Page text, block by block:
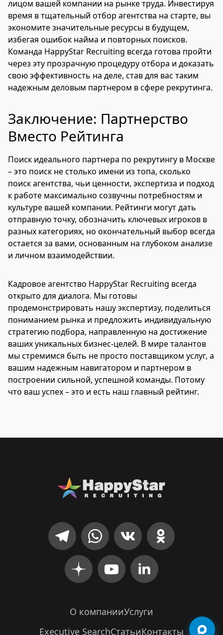
лицом вашей компании на рынке труда. Инвестируя
время в тщательный отбор агентства на старте, вы
экономите значительные ресурсы в будущем,
избегая ошибок найма и повторных поисков.
Команда HappyStar Recruiting всегда готова пройти
через эту прозрачную процедуру отбора и доказать
свою эффективность на деле, став для вас таким
надежным деловым партнером в сфере рекрутинга.
Заключение: Партнерство
Вместо Рейтинга
Поиск идеального партнера по рекрутингу в Москве
– это поиск не столько имени из топа, сколько
поиск агентства, чьи ценности, экспертиза и подход
к работе максимально созвучны потребностям и
культуре вашей компании. Рейтинги могут дать
отправную точку, обозначить ключевых игроков в
разных категориях, но окончательный выбор всегда
остается за вами, основанным на глубоком анализе
и личном взаимодействии.
Кадровое агентство HappyStar Recruiting всегда
открыто для диалога. Мы готовы
продемонстрировать нашу экспертизу, поделиться
пониманием рынка и предложить индивидуальную
стратегию подбора, направленную на достижение
ваших уникальных бизнес-целей. В мире талантов
мы стремимся быть не просто поставщиком услуг, а
вашим надежным навигатором и партнером в
построении сильной, успешной команды. Потому
что ваш успех – это и есть наш главный рейтинг.
О компанииУслуги
Executive SearchСтатьиКонтакты